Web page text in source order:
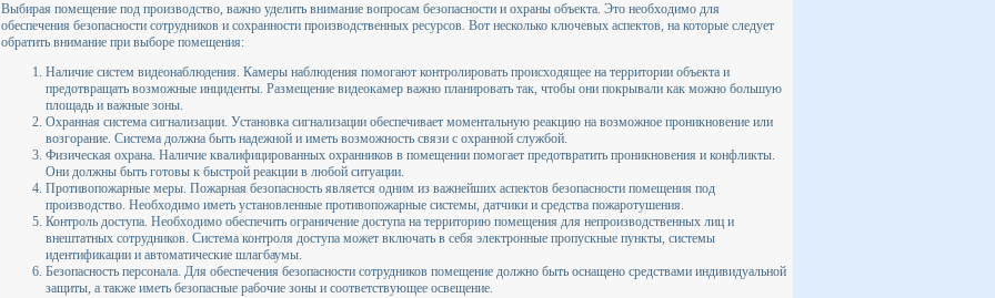
Выбирая помещение под производство, важно уделить внимание вопросам безопасности и охраны объекта. Это необходимо для
обеспечения безопасности сотрудников и сохранности производственных ресурсов. Вот несколько ключевых аспектов, на которые следует
обратить внимание при выборе помещения:
Наличие систем видеонаблюдения. Камеры наблюдения помогают контролировать происходящее на территории объекта и
предотвращать возможные инциденты. Размещение видеокамер важно планировать так, чтобы они покрывали как можно большую
площадь и важные зоны.
Охранная система сигнализации. Установка сигнализации обеспечивает моментальную реакцию на возможное проникновение или
возгорание. Система должна быть надежной и иметь возможность связи с охранной службой.
Физическая охрана. Наличие квалифицированных охранников в помещении помогает предотвратить проникновения и конфликты.
Они должны быть готовы к быстрой реакции в любой ситуации.
Противопожарные меры. Пожарная безопасность является одним из важнейших аспектов безопасности помещения под
производство. Необходимо иметь установленные противопожарные системы, датчики и средства пожаротушения.
Контроль доступа. Необходимо обеспечить ограничение доступа на территорию помещения для непроизводственных лиц и
внештатных сотрудников. Система контроля доступа может включать в себя электронные пропускные пункты, системы
идентификации и автоматические шлагбаумы.
Безопасность персонала. Для обеспечения безопасности сотрудников помещение должно быть оснащено средствами индивидуальной
защиты, а также иметь безопасные рабочие зоны и соответствующее освещение.